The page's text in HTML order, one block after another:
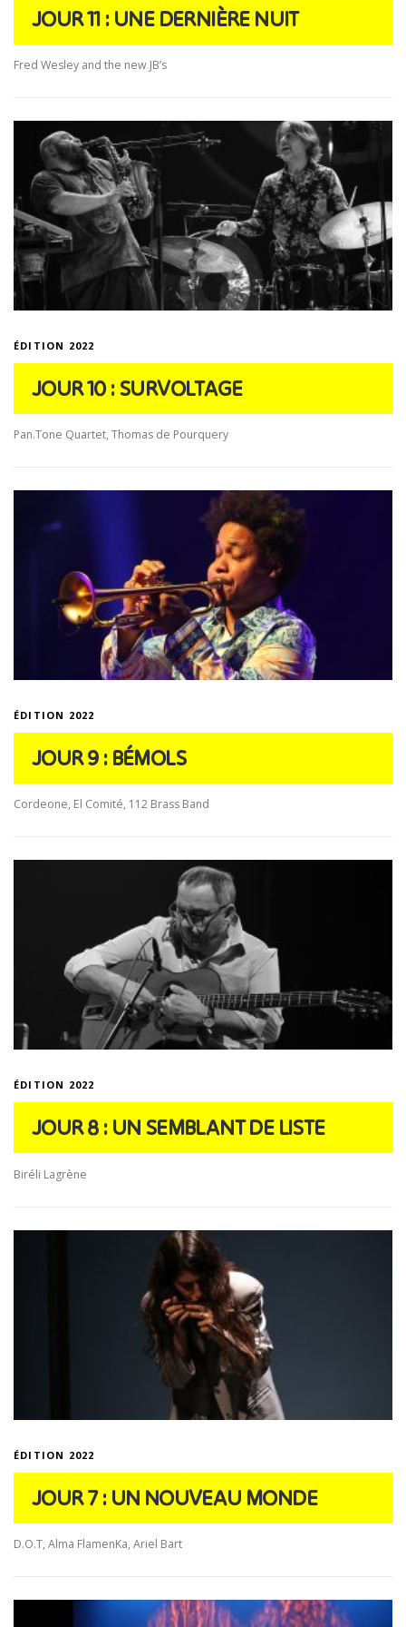
JOUR 11 : UNE DERNIÈRE NUIT
Fred Wesley and the new JB’s
ÉDITION 2022
JOUR 10 : SURVOLTAGE
Pan.Tone Quartet, Thomas de Pourquery
ÉDITION 2022
JOUR 9 : BÉMOLS
Cordeone, El Comité, 112 Brass Band
ÉDITION 2022
JOUR 8 : UN SEMBLANT DE LISTE
Biréli Lagrène
ÉDITION 2022
JOUR 7 : UN NOUVEAU MONDE
D.O.T, Alma FlamenKa, Ariel Bart